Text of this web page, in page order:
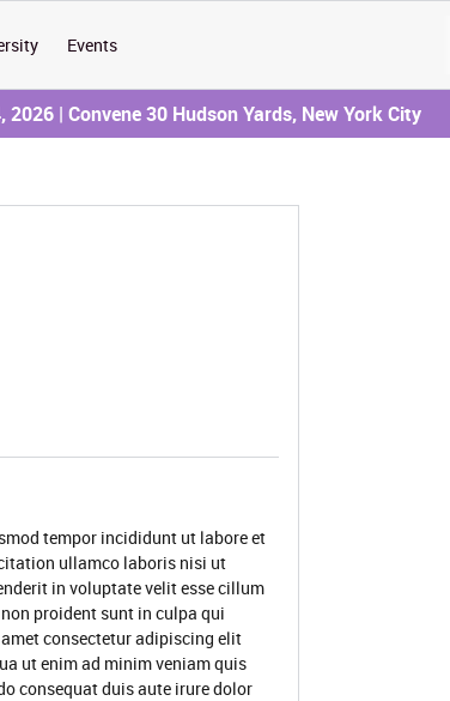
Events
| Convene 30 Hudson Yards, New York City
tempor incididunt ut labore et
ullamco laboris nisi ut
in voluptate velit esse cillum
proident sunt in culpa qui
consectetur adipiscing elit
ut enim ad minim veniam quis
consequat duis aute irure dolor